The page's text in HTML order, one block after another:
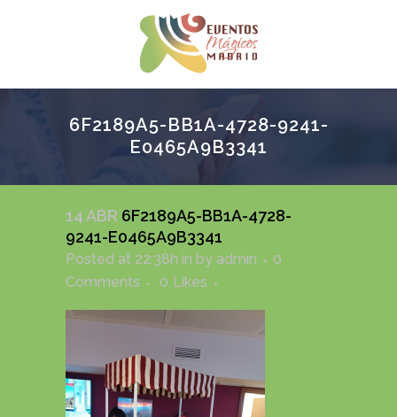
6F2189A5-BB1A-4728-9241-
E0465A9B3341
14 ABR 6F2189A5-BB1A-4728-
9241-E0465A9B3341
Posted at 22:38h in by admin
0
Comments
0 Likes